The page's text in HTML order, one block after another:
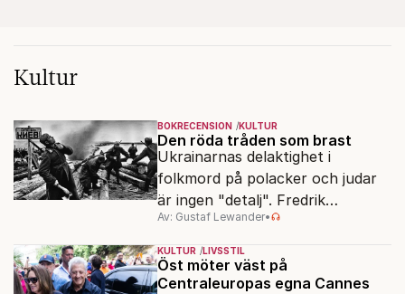
Kultur
BOKRECENSION KULTUR
Den röda tråden som brast
Ukrainarnas delaktighet i
folkmord på polacker och judar
är ingen "detalj". Fredrik
Segerfeldts iver att skildra den
ryska imperialismen leder till en
förenklad bild av historien.
Av: Gustaf Lewander•
KULTUR LIVSSTIL
Öst möter väst på
Centraleuropas egna Cannes